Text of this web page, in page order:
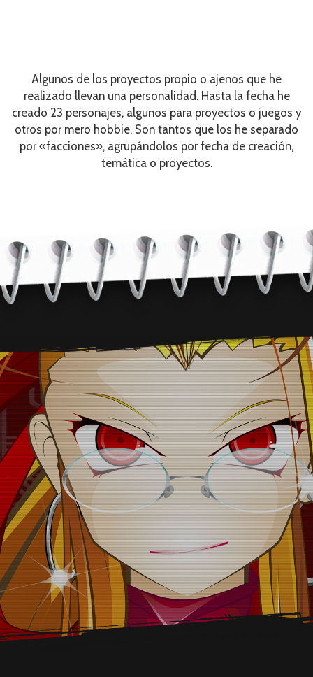
Algunos de los proyectos propio o ajenos que he
realizado llevan una personalidad. Hasta la fecha he
creado 23 personajes, algunos para proyectos o juegos y
otros por mero hobbie. Son tantos que los he separado
por «facciones», agrupándolos por fecha de creación,
temática o proyectos.